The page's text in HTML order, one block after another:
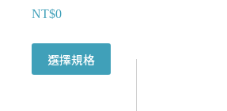
NT$0
選擇規格
產